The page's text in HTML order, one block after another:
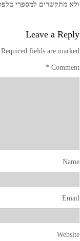
ולא מתקשרים למספרי
Leave a Reply
Required fields are marked
Comment
*
Name
Email
Website